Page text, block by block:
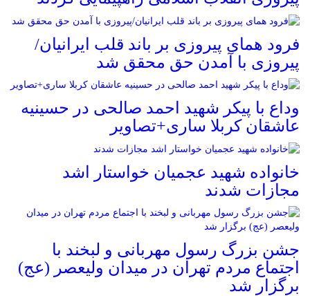
فرود همای پیروزی بر باند قلب ایرانیان/
پیروزی با آمدن حق محقق شد
وداع با پیکر شهید احمد صالحی‌ در حسینیه
عاشقان کربلا ساری+تصاویر
خانواده شهید عجمیان خواستار اشد
مجازات شدند
جشن بزرگ رسول مهربانی و لبخند با
اجتماع مردم تهران در میدان ولیعصر (عج)
برگزار شد